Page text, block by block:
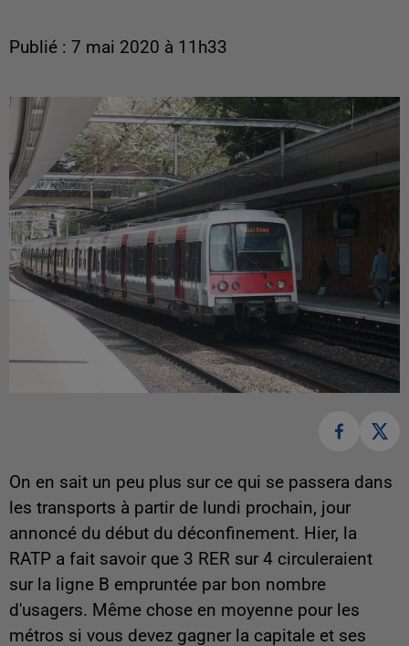
Publié : 7 mai 2020 à 11h33
On en sait un peu plus sur ce qui se passera dans
les transports à partir de lundi prochain, jour
annoncé du début du déconfinement. Hier, la
RATP a fait savoir que 3 RER sur 4 circuleraient
sur la ligne B empruntée par bon nombre
d'usagers. Même chose en moyenne pour les
métros si vous devez gagner la capitale et ses